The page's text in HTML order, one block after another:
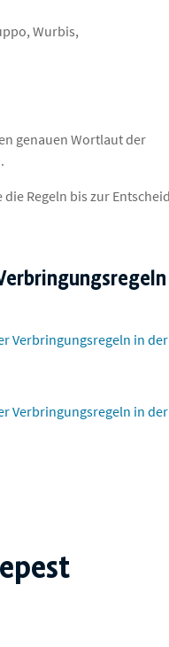
Wurbis,
genauen Wortlaut der
Regeln bis zur
Verbringungsregeln in
Verbringungsregeln in